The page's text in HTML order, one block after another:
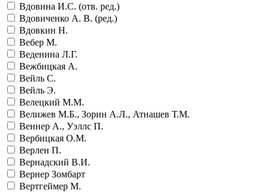
Вдовина И.С. (отв. ред.)
Вдовиченко А. В. (ред.)
Вдовкин Н.
Вебер М.
Веденина Л.Г.
Вежбицкая А.
Вейль С.
Вейль Э.
Велецкий М.М.
Велижев М.Б., Зорин А.Л., Атнашев Т.М.
Веннер А., Уэллс П.
Вербицкая О.М.
Верлен П.
Вернадский В.И.
Вернер Зомбарт
Вертгеймер М.